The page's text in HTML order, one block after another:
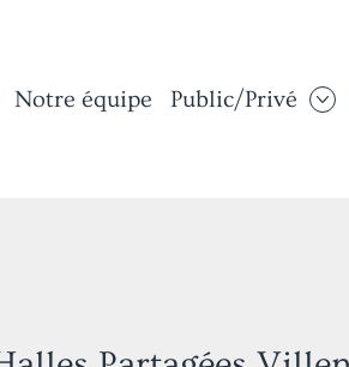
Notre équipe Public/Privé